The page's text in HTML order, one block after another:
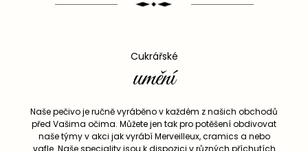
Cukrářské
umění
Naše pečivo je ručně vyráběno v každém z našich obchodů
před Vašima očima. Můžete jen tak pro potěšení obdivovat
naše týmy v akci jak vyrábí Merveilleux, cramics a nebo
vafle. Naše speciality jsou k dispozici v různých příchutích